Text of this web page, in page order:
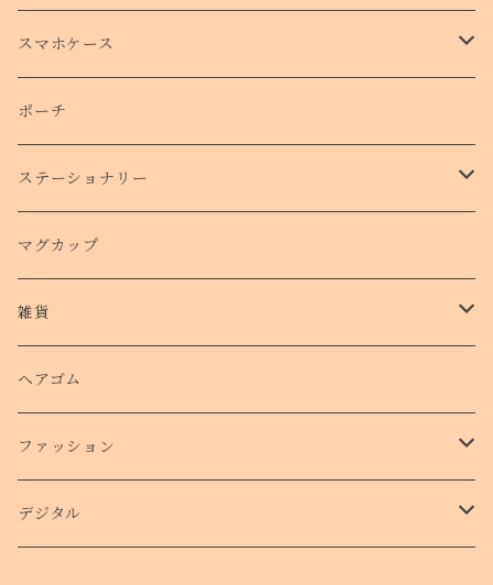
トートバッグ
スマホケース
側面プリントハードケース
手帳型スマホケース
クリアケース
クッションバンパーケース
スマホリング
ショルダー付きケース
ポーチ
ステーショナリー
カード
クリアファイル
ステッカー
マグカップ
雑貨
パスケース
ヘアゴム
ファッション
Ｔシャツ
デジタル